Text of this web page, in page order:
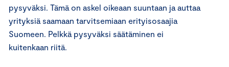
pysyväksi. Tämä on askel oikeaan suuntaan ja auttaa
yrityksiä saamaan tarvitsemiaan erityisosaajia
Suomeen. Pelkkä pysyväksi säätäminen ei
kuitenkaan riitä.